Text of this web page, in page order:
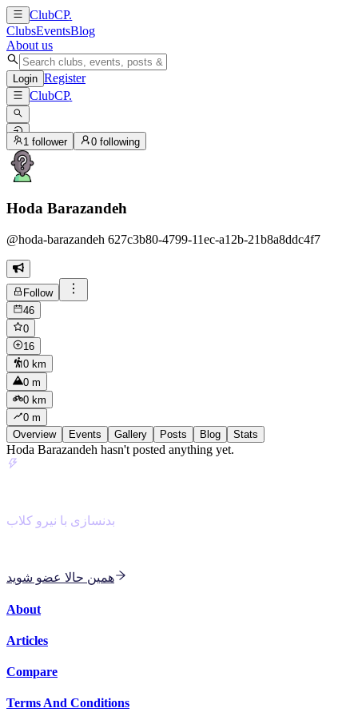
ClubCP.
ClubsEventsBlog
About us
Login Register
ClubCP.
1 follower 0following
Hoda Barazandeh
@hoda-barazandeh 627c3b80-4799-11ec-a12b-21b8a8ddc4f7
Follow
46
0
16
0 km
0 m
0 km
0 m
Overview
Events Gallery Posts Blog Stats
Hoda Barazandeh hasn't posted anything yet.
بدنسازی با نیرو کلاب
همین حالا عضو شوید
About
Articles
Compare
Terms And Conditions